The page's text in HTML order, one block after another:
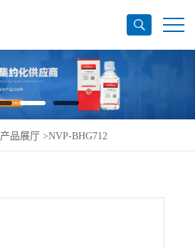
产品展厅 >NVP-BHG712